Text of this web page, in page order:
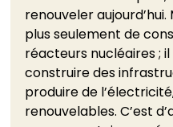
renouveler
plus seulement de
réacteurs nucléaires ;
construire des
produire de
renouvelables. C’est